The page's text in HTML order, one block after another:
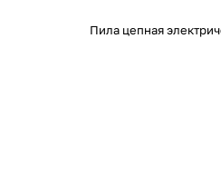
Пила цепная